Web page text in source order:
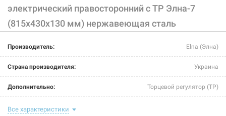
электрический правосторонний с ТР Элна-7
(815х430х130 мм) нержавеющая сталь
Производитель: Elna (Элна)
Страна производителя: Украина
Дополнительно: Торцевой регулятор (ТР)
Цвет:
Все характеристики